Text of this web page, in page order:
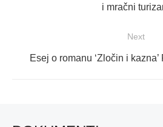
i mračni
Next
Next
Esej o romanu ‘Zločin i